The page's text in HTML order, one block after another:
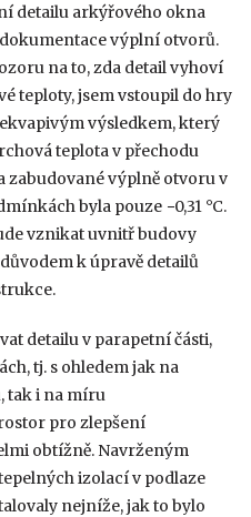
detailu arkýřového okna
výplní otvorů.
na to, zda detail vyhoví
teploty, jsem vstoupil do hry
výsledkem, který
teplota v přechodu
zabudované výplně otvoru v
byla pouze −0,31 °C.
vznikat uvnitř budovy
k úpravě detailů
detailu v parapetní části,
tj. s ohledem jak na
tak i na míru
pro zlepšení
obtížně. Navrženým
izolací v podlaze
nejníže, jak to bylo